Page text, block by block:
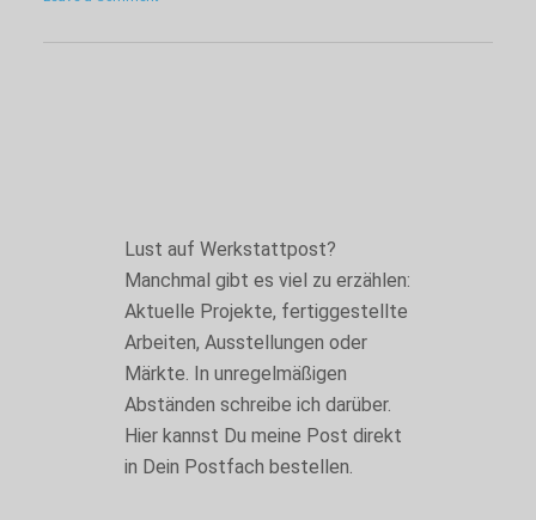
Lust auf Werkstattpost?
Manchmal gibt es viel zu erzählen:
Aktuelle Projekte, fertiggestellte
Arbeiten, Ausstellungen oder
Märkte. In unregelmäßigen
Abständen schreibe ich darüber.
Hier kannst Du meine Post direkt
in Dein Postfach bestellen.
Cookies wird
der Website
Nutzungserlebnis
Diese Cookies
Nutzungserlebnis